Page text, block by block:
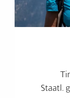
Staatl.